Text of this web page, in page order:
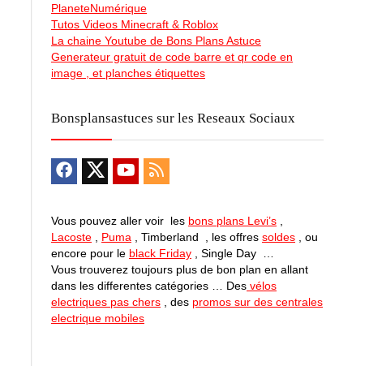
PlaneteNumérique
Tutos Videos Minecraft & Roblox
La chaine Youtube de Bons Plans Astuce
Generateur gratuit de code barre et qr code en
image , et planches étiquettes
Bonsplansastuces sur les Reseaux Sociaux
Vous pouvez aller voir les bons plans Levi’s
Lacoste
Puma , Timberland , les offres soldes , ou
encore pour le black Friday , Single Day …
Vous trouverez toujours plus de bon plan en allant
dans les differentes catégories … Des vélos
electriques pas chers , des promos sur des centrales
electrique mobiles